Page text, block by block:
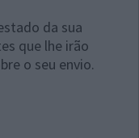
da sua
que lhe irão
o seu envio.